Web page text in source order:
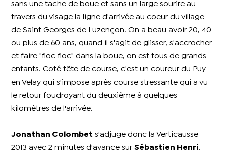
sans une tache de boue et sans un large sourire au
travers du visage la ligne d'arrivée au coeur du village
de Saint Georges de Luzençon. On a beau avoir 20, 40
ou plus de 60 ans, quand il s'agit de glisser, s'accrocher
et faire "floc floc" dans la boue, on est tous de grands
enfants. Coté tête de course, c'est un coureur du Puy
en Velay qui s'impose après course stressante qui a vu
le retour foudroyant du deuxième à quelques
kilomètres de l'arrivée.
Jonathan Colombet s'adjuge donc la Verticausse
2013 avec 2 minutes d'avance surSébastien Henri.